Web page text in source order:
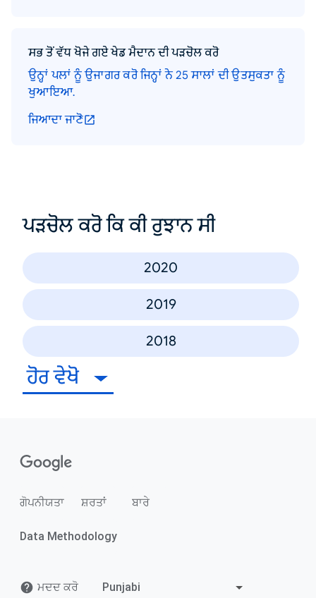
ਸਭ ਤੋਂ ਵੱਧ ਖੋਜੇ ਗਏ ਖੇਡ ਮੈਦਾਨ ਦੀ ਪੜਚੋਲ ਕਰੋ
ਉਨ੍ਹਾਂ ਪਲਾਂ ਨੂੰ ਉਜਾਗਰ ਕਰੋ ਜਿਨ੍ਹਾਂ ਨੇ 25 ਸਾਲਾਂ ਦੀ ਉਤਸੁਕਤਾ ਨੂੰ
ਖੁਆਇਆ.
ਜਿਆਦਾ ਜਾਣੋ
ਪੜਚੋਲ ਕਰੋ ਕਿ ਕੀ ਰੁਝਾਨ ਸੀ
2020
2019
2018
ਹੋਰ ਵੇਖੋ
ਗੋਪਨੀਯਤਾ ਸ਼ਰਤਾਂ ਬਾਰੇ
Data Methodology
ਮਦਦ ਕਰੋ